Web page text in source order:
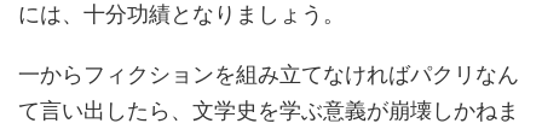
には、十分功績となりましょう。
一からフィクションを組み立てなければパクリなん
て言い出したら、文学史を学ぶ意義が崩壊しかねま